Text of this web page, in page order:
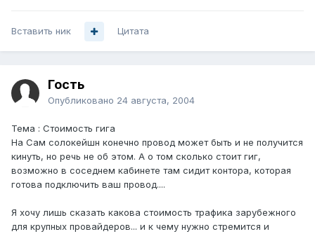
Вставить ник Цитата
Гость
Опубликовано 24 августа, 2004
Тема : Стоимость гига
На Сам солокейшн конечно провод может быть и не получится
кинуть, но речь не об этом. А о том сколько стоит гиг,
возможно в соседнем кабинете там сидит контора, которая
готова подключить ваш провод....
Я хочу лишь сказать какова стоимость трафика зарубежного
для крупных провайдеров... и к чему нужно стремится и